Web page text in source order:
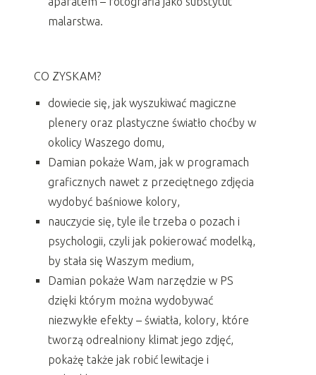
malarstwa.
CO ZYSKAM?
dowiecie się, jak wyszukiwać magiczne
plenery oraz plastyczne światło choćby w
okolicy Waszego domu,
Damian pokaże Wam, jak w programach
graficznych nawet z przeciętnego zdjęcia
wydobyć baśniowe kolory,
nauczycie się, tyle ile trzeba o pozach i
psychologii, czyli jak pokierować modelką,
by stała się Waszym medium,
Damian pokaże Wam narzędzie w PS
dzięki którym można wydobywać
niezwykłe efekty – światła, kolory, które
tworzą odrealniony klimat jego zdjęć,
pokażę także jak robić lewitacje i